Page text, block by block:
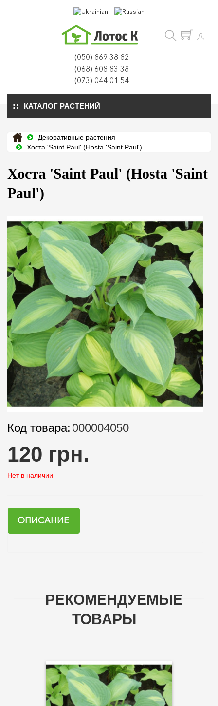
(050) 869 38 82
(068) 608 83 38
(073) 044 01 54
КАТАЛОГ РАСТЕНИЙ
Декоративные растения
Хоста 'Saint Paul' (Hosta 'Saint Paul')
Хоста 'Saint Paul' (Hosta 'Saint
Paul')
Код товара: 000004050
120 грн.
Нет в наличии
ОПИСАНИЕ
РЕКОМЕНДУЕМЫЕ
ТОВАРЫ